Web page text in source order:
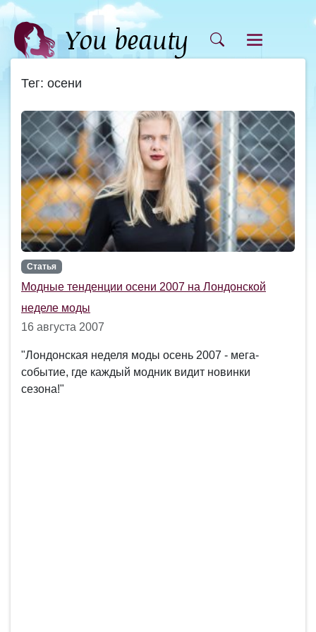
Тег: осени
Статья
Модные тенденции осени 2007 на Лондонской
неделе моды
16 августа 2007
"Лондонская неделя моды осень 2007 - мега-
событие, где каждый модник видит новинки
сезона!"